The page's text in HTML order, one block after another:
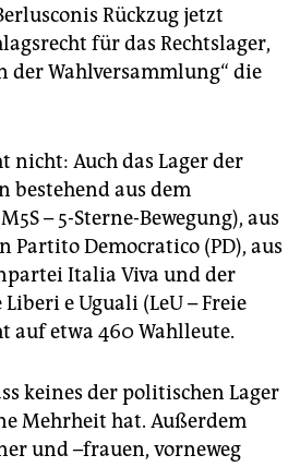
Rückzug jetzt
für das Rechtslager,
der Wahlversammlung“ die
nicht: Auch das Lager der
aus dem
– 5-Sterne-Bewegung), aus
Partito Democratico (PD), aus
Italia Viva und der
e Uguali (LeU – Freie
auf etwa 460 Wahlleute.
keines der politischen Lager
Mehrheit hat. Außerdem
und –frauen, vorneweg